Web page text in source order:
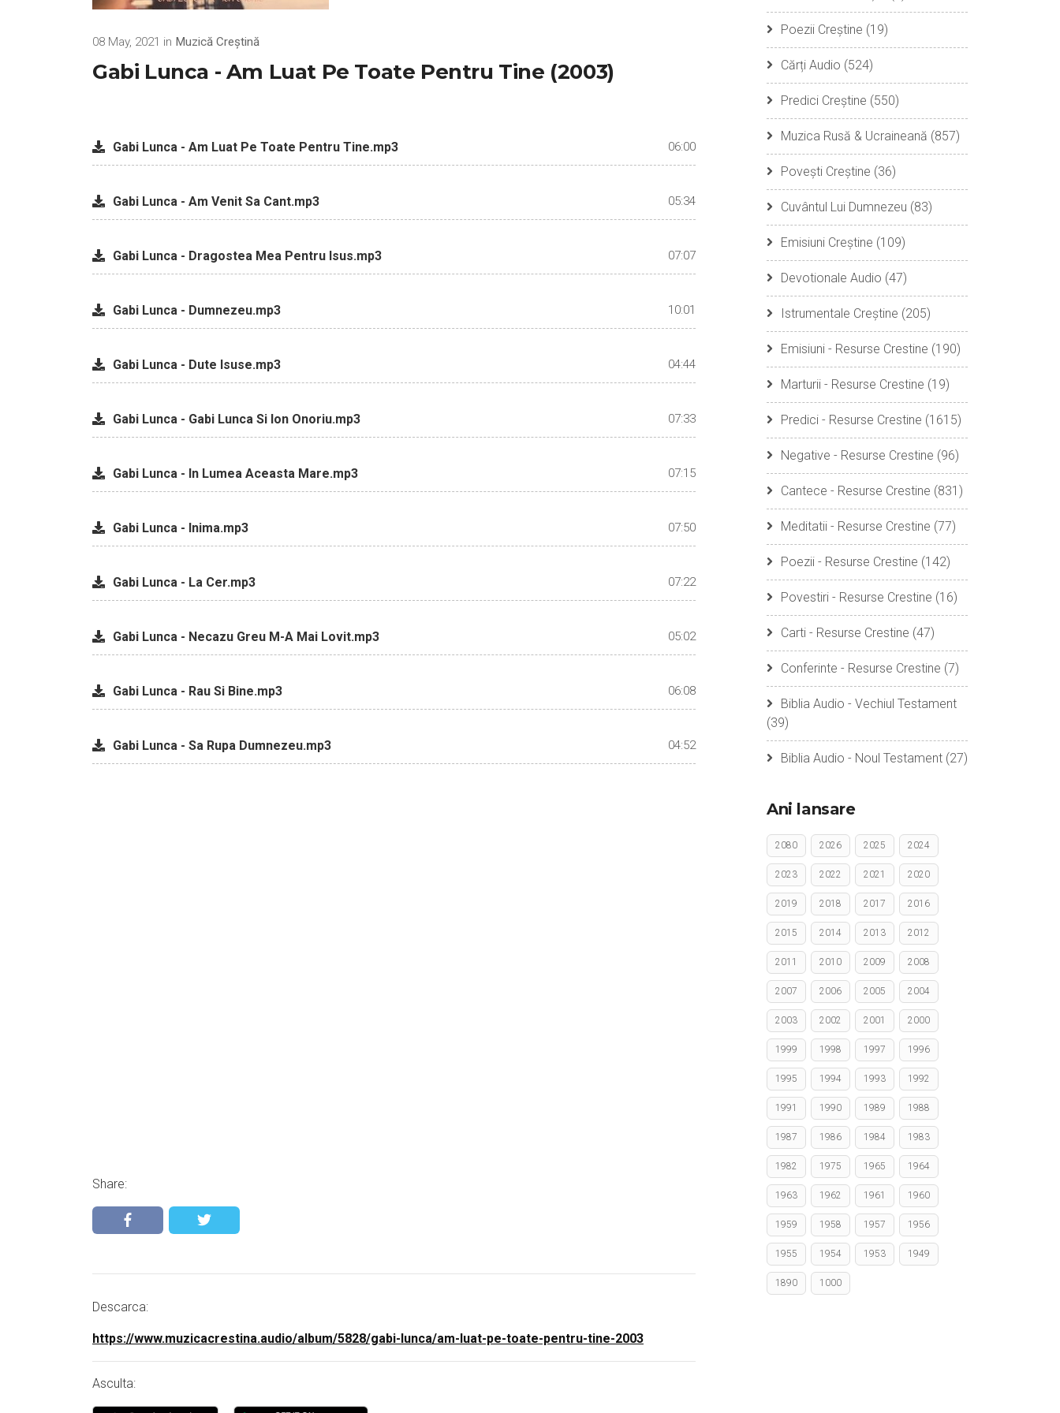
08 May, 2021 in Muzică Creștină
Gabi Lunca - Am Luat Pe Toate Pentru Tine (2003)
Gabi Lunca - Am Luat Pe Toate Pentru Tine.mp3 06:00
Gabi Lunca - Am Venit Sa Cant.mp3 05:34
Gabi Lunca - Dragostea Mea Pentru Isus.mp3 07:07
Gabi Lunca - Dumnezeu.mp3 10:01
Gabi Lunca - Dute Isuse.mp3 04:44
Gabi Lunca - Gabi Lunca Si Ion Onoriu.mp3 07:33
Gabi Lunca - In Lumea Aceasta Mare.mp3 07:15
Gabi Lunca - Inima.mp3 07:50
Gabi Lunca - La Cer.mp3 07:22
Gabi Lunca - Necazu Greu M-A Mai Lovit.mp3 05:02
Gabi Lunca - Rau Si Bine.mp3 06:08
Gabi Lunca - Sa Rupa Dumnezeu.mp3 04:52
Share:
Descarca:
https://www.muzicacrestina.audio/album/5828/gabi-lunca/am-luat-pe-toate-pentru-tine-2003
Asculta:
Poezii Creștine (19)
Cărți Audio (524)
Predici Creștine (550)
Muzica Rusă & Ucraineană (857)
Povești Creștine (36)
Cuvântul Lui Dumnezeu (83)
Emisiuni Creștine (109)
Devotionale Audio (47)
Istrumentale Creștine (205)
Emisiuni - Resurse Crestine (190)
Marturii - Resurse Crestine (19)
Predici - Resurse Crestine (1615)
Negative - Resurse Crestine (96)
Cantece - Resurse Crestine (831)
Meditatii - Resurse Crestine (77)
Poezii - Resurse Crestine (142)
Povestiri - Resurse Crestine (16)
Carti - Resurse Crestine (47)
Conferinte - Resurse Crestine (7)
Biblia Audio - Vechiul Testament
(39)
Biblia Audio - Noul Testament (27)
Ani lansare
2080 2026 2025 2024
2023 2022 2021 2020
2019 2018 2017 2016
2015 2014 2013 2012
2011 2010 2009 2008
2007 2006 2005 2004
2003 2002 2001 2000
1999 1998 1997 1996
1995 1994 1993 1992
1991 1990 1989 1988
1987 1986 1984 1983
1982 1975 1965 1964
1963 1962 1961 1960
1959 1958 1957 1956
1955 1954 1953 1949
1890 1000